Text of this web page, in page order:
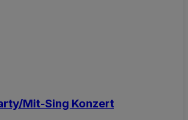
Mit-Sing Konzert